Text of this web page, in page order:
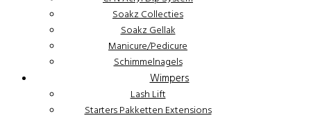
Soakz Collecties
Soakz Gellak
Manicure/Pedicure
Schimmelnagels
Wimpers
Lash Lift
Starters Pakketten Extensions